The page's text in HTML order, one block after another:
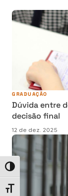
Alternar alto
Alternar
GRADUAÇÃO
Dúvida entre
decisão final
12 de dez. 2025